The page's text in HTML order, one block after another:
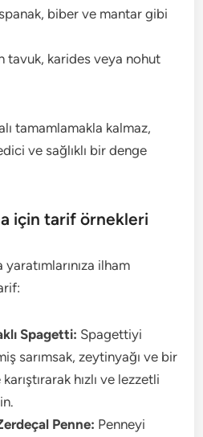
biber ve mantar gibi
tavuk, karides veya nohut
tamamlamakla kalmaz,
ve sağlıklı bir denge
için tarif örnekleri
ilham
Spagetti: Spagettiyi
sarımsak, zeytinyağı ve bir
hızlı ve lezzetli
Penne: Penneyi